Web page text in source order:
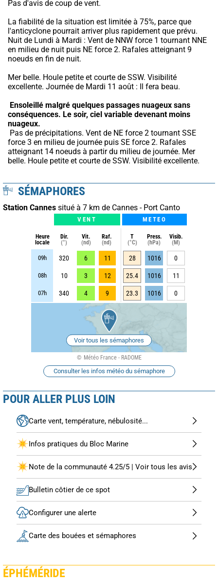
Pas d'avis de coup de vent.
La fiabilité de la situation est limitée à 75%, parce que
l'anticyclone pourrait arriver plus rapidement que prévu.
Nuit de Lundi à Mardi : Vent de NNW force 1 tournant NNE
en milieu de nuit puis NE force 2. Rafales atteignant 9
noeuds en fin de nuit.
Mer belle. Houle petite et courte de SSW. Visibilité
excellente. Journée de Mardi 11 août : Il fera beau.
Ensoleillé malgré quelques passages nuageux sans
conséquences. Le soir, ciel variable devenant moins
nuageux.
force 3 en milieu de journée puis SE force 2. Rafales
atteignant 14 noeuds à partir du milieu de journée. Mer
belle. Houle petite et courte de SSW. Visibilité excellente.
SÉMAPHORES
Station Cannes situé à 7 km de Cannes - Port Canto
VENT METEO
Heure
locale
Dir.
(°)
Vit.
(nd)
Raf.
(nd)
T
(°C)
Press.
(hPa)
Visib.
(M)
09h 320 6 11 28 1016 0
08h 10 3 12 25.4 1016 11
07h 340 4 9 23.3 1016 0
Voir tous les sémaphores
Météo France - RADOME
Consulter les infos météo du sémaphore
POUR ALLER PLUS LOIN
Carte vent, température, nébulosité...
Infos pratiques du Bloc Marine
Note de la communauté 4.25/5 | Voir tous les avis
Bulletin côtier de ce spot
Configurer une alerte
Carte des bouées et sémaphores
ÉPHÉMÉRIDE